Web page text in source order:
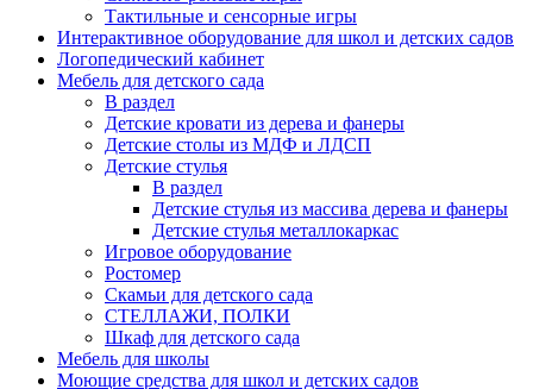
Тактильные и сенсорные игры
Интерактивное оборудование для школ и детских садов
Логопедический кабинет
Мебель для детского сада
В раздел
Детские кровати из дерева и фанеры
Детские столы из МДФ и ЛДСП
Детские стулья
В раздел
Детские стулья из массива дерева и фанеры
Детские стулья металлокаркас
Игровое оборудование
Ростомер
Скамьи для детского сада
СТЕЛЛАЖИ, ПОЛКИ
Шкаф для детского сада
Мебель для школы
Моющие средства для школ и детских садов